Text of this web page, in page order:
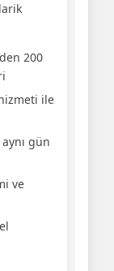
200
ile
gün
ve